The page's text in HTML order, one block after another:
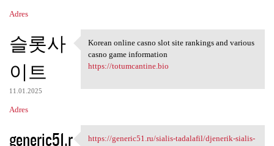
Adres
슬롯사
이트
11.01.2025
Adres
Korean online casno slot site
Korean online casno slot site rankings and various
casno game information
https://totumcantine.bio
generic51.r
https://generic51.ru/sialis-tadalafil/djenerik-sialis-